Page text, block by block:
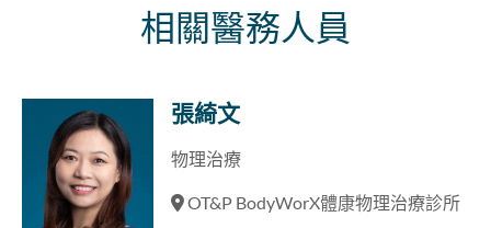
相關醫務人員
張綺文
物理治療
OT&P BodyWorX體康物理治療診所